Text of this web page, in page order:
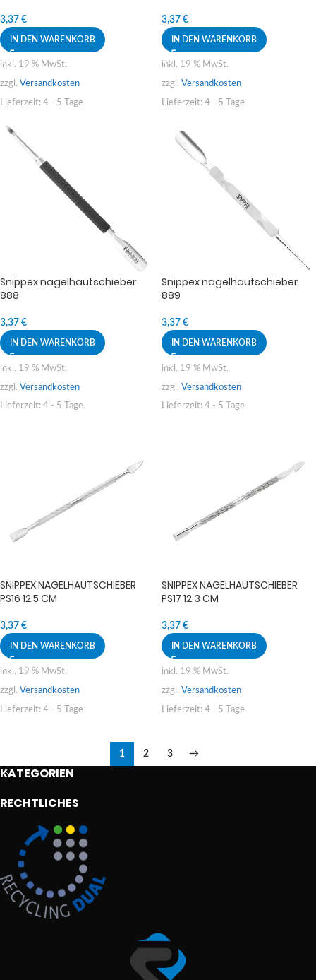
3,37 €
IN DEN WARENKORB
inkl. 19 % MwSt.
zzgl. Versandkosten
Lieferzeit: 4 - 5 Tage
3,37 €
IN DEN WARENKORB
inkl. 19 % MwSt.
zzgl. Versandkosten
Lieferzeit: 4 - 5 Tage
Snippex nagelhautschieber
888
3,37 €
IN DEN WARENKORB
inkl. 19 % MwSt.
zzgl. Versandkosten
Lieferzeit: 4 - 5 Tage
Snippex nagelhautschieber
889
3,37 €
IN DEN WARENKORB
inkl. 19 % MwSt.
zzgl. Versandkosten
Lieferzeit: 4 - 5 Tage
SNIPPEX NAGELHAUTSCHIEBER
PS16 12,5 CM
3,37 €
IN DEN WARENKORB
inkl. 19 % MwSt.
zzgl. Versandkosten
Lieferzeit: 4 - 5 Tage
SNIPPEX NAGELHAUTSCHIEBER
PS17 12,3 CM
3,37 €
IN DEN WARENKORB
inkl. 19 % MwSt.
zzgl. Versandkosten
Lieferzeit: 4 - 5 Tage
1 2 3 →
KATEGORIEN
RECHTLICHES